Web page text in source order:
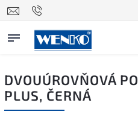
DVOUÚROVŇOVÁ
PLUS, ČERNÁ